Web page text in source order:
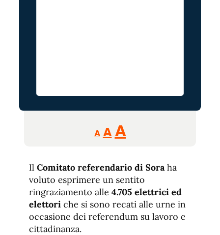
A
Reducir
tamaño
A Restablecer
tamaño
de
fuente
AAumentar
de
fuente.
Il Comitato referendario di Sora ha
voluto esprimere un sentito
ringraziamento alle 4.705 elettrici ed
elettori che si sono recati alle urne in
occasione dei referendum su lavoro e
cittadinanza.